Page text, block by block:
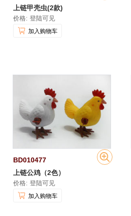
上链甲壳虫(2款)
价格: 登陆可见
加入购物车
BD010477
上链公鸡（2色）
价格: 登陆可见
加入购物车